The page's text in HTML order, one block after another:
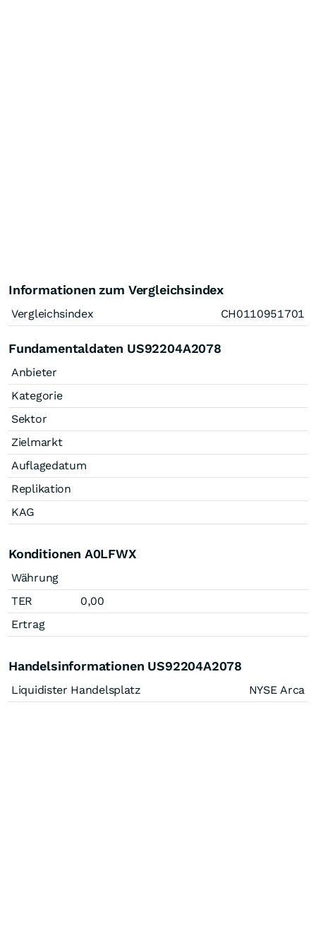
Informationen zum Vergleichsindex
Vergleichsindex CH0110951701
Fundamentaldaten US92204A2078
Anbieter
Kategorie
Sektor
Zielmarkt
Auflagedatum
Replikation
KAG
Konditionen A0LFWX
Währung
TER
0,00
Ertrag
Handelsinformationen US92204A2078
Liquidister Handelsplatz NYSE Arca